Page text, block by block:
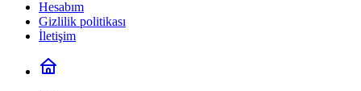
Hesabım
Gizlilik politikası
İletişim